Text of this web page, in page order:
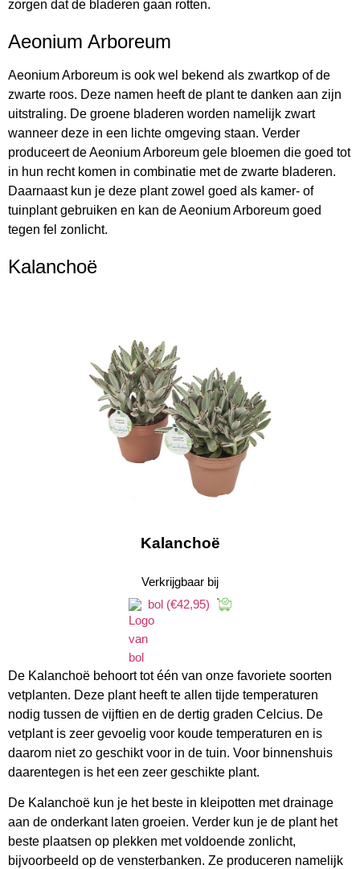
zorgen dat de bladeren gaan rotten.
Aeonium Arboreum
Aeonium Arboreum is ook wel bekend als zwartkop of de
zwarte roos. Deze namen heeft de plant te danken aan zijn
uitstraling. De groene bladeren worden namelijk zwart
wanneer deze in een lichte omgeving staan. Verder
produceert de Aeonium Arboreum gele bloemen die goed tot
in hun recht komen in combinatie met de zwarte bladeren.
Daarnaast kun je deze plant zowel goed als kamer- of
tuinplant gebruiken en kan de Aeonium Arboreum goed
tegen fel zonlicht.
Kalanchoë
Kalanchoë
Verkrijgbaar bij
bol (€42,95)
De Kalanchoë behoort tot één van onze favoriete soorten
vetplanten. Deze plant heeft te allen tijde temperaturen
nodig tussen de vijftien en de dertig graden Celcius. De
vetplant is zeer gevoelig voor koude temperaturen en is
daarom niet zo geschikt voor in de tuin. Voor binnenshuis
daarentegen is het een zeer geschikte plant.
De Kalanchoë kun je het beste in kleipotten met drainage
aan de onderkant laten groeien. Verder kun je de plant het
beste plaatsen op plekken met voldoende zonlicht,
bijvoorbeeld op de vensterbanken. Ze produceren namelijk